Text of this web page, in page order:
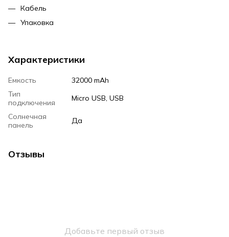
Кабель
Упаковка
Характеристики
Емкость
32000 mAh
Тип
подключения
Micro USB, USB
Солнечная
панель
Да
Отзывы
Добавьте первый отзыв